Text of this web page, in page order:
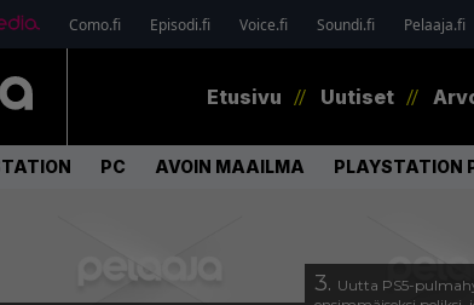
Como.fi Episodi.fi Voice.fi Soundi.fi Pelaaja.fi
Etusivu Uutiset
PC AVOIN MAAILMA PLAYSTATION
3. Uutta PS5-